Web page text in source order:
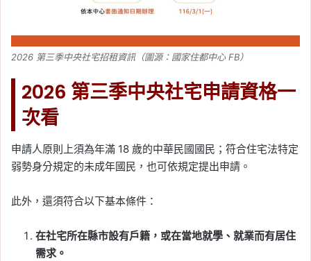
2026 第三季中央社宅招租資訊（圖源：國家住都中心 FB）
2026 第三季中央社宅申請資格一
次看
申請人原則上須為年滿 18 歲的中華民國國民；符合住宅法特定
弱勢身分規定的未成年國民，也可依規定提出申請。
此外，還須符合以下基本條件：
在社宅所在縣市設有戶籍，或在當地就學、就業而有居住
需求。